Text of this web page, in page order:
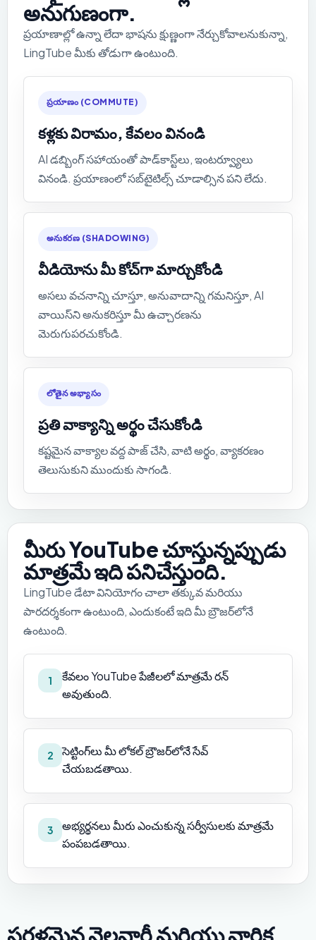
అనుగుణంగా.
ప్రయాణాల్లో ఉన్నా లేదా భాషను క్షుణ్ణంగా నేర్చుకోవాలనుకున్నా,
LingTube మీకు తోడుగా ఉంటుంది.
ప్రయాణం (COMMUTE)
కళ్లకు విరామం, కేవలం వినండి
AI డబ్బింగ్ సహాయంతో పాడ్‌కాస్ట్‌లు, ఇంటర్వ్యూలు
వినండి. ప్రయాణంలో సబ్‌టైటిల్స్ చూడాల్సిన పని లేదు.
అనుకరణ (SHADOWING)
వీడియోను మీ కోచ్‌గా మార్చుకోండి
అసలు వచనాన్ని చూస్తూ, అనువాదాన్ని గమనిస్తూ, AI
వాయిస్‌ని అనుకరిస్తూ మీ ఉచ్చారణను
మెరుగుపరచుకోండి.
లోతైన అభ్యాసం
ప్రతి వాక్యాన్ని అర్థం చేసుకోండి
కష్టమైన వాక్యాల వద్ద పాజ్ చేసి, వాటి అర్థం, వ్యాకరణం
తెలుసుకుని ముందుకు సాగండి.
మీరు YouTube చూస్తున్నప్పుడు
మాత్రమే ఇది పనిచేస్తుంది.
LingTube డేటా వినియోగం చాలా తక్కువ మరియు
పారదర్శకంగా ఉంటుంది, ఎందుకంటే ఇది మీ బ్రౌజర్‌లోనే
ఉంటుంది.
1
కేవలం YouTube పేజీలలో మాత్రమే రన్
అవుతుంది.
2
సెట్టింగ్‌లు మీ లోకల్ బ్రౌజర్‌లోనే సేవ్
చేయబడతాయి.
3
అభ్యర్థనలు మీరు ఎంచుకున్న సర్వీసులకు మాత్రమే
పంపబడతాయి.
సరళమైన నెలవారీ మరియు వార్షిక